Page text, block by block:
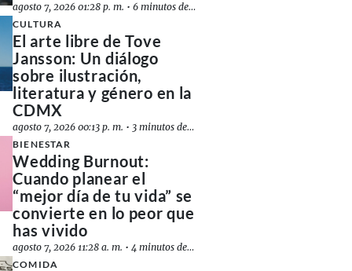
agosto 7, 2026 01:28 p. m. •6 minutos de lectura
CULTURA
El arte libre de Tove
Jansson: Un diálogo
sobre ilustración,
literatura y género en la
CDMX
agosto 7, 2026 00:13 p. m. • 3 minutos de lectura
BIENESTAR
Wedding Burnout:
Cuando planear el
“mejor día de tu vida” se
convierte en lo peor que
has vivido
agosto 7, 2026 11:28 a. m. •4 minutos de lectura
COMIDA